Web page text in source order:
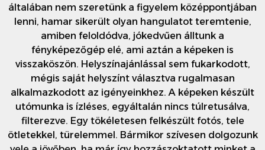
általában nem szeretünk a figyelem középpontjában
lenni, hamar sikerült olyan hangulatot teremtenie,
amiben feloldódva, jókedvűen álltunk a
fényképezőgép elé, ami aztán a képeken is
visszaköszön. Helyszínajánlással sem fukarkodott,
mégis saját helyszínt választva rugalmasan
alkalmazkodott az igényeinkhez. A képeken készült
utómunka is ízléses, egyáltalán nincs túlretusálva,
filterezve. Egy tökéletesen felkészült fotós, tele
ötletekkel, türelemmel. Bármikor szívesen dolgozunk